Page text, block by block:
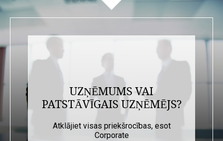
UZŅĒMUMS VAI
PATSTĀVĪGAIS UZŅĒMĒJS?
Atklājiet visas priekšrocības, esot
Corporate